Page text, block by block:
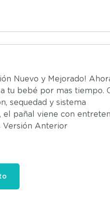
Nuevo y Mejorado!
tu bebé por mas tiempo.
sequedad y sistema
el pañal viene con
Versión Anterior